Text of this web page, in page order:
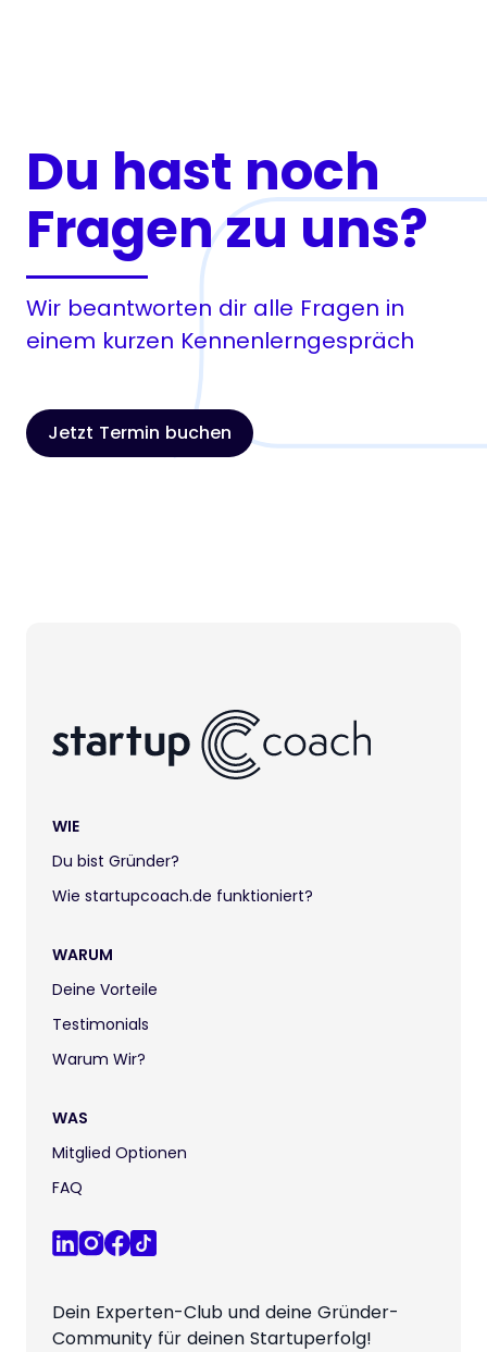
Du hast noch
Fragen zu uns?
Wir beantworten dir alle Fragen in
einem kurzen Kennenlerngespräch
Jetzt Termin buchen
WIE
Du bist Gründer?
Wie startupcoach.de funktioniert?
WARUM
Deine Vorteile
Testimonials
Warum Wir?
WAS
Mitglied Optionen
FAQ
Dein Experten-Club und deine Gründer-
Community für deinen Startuperfolg!